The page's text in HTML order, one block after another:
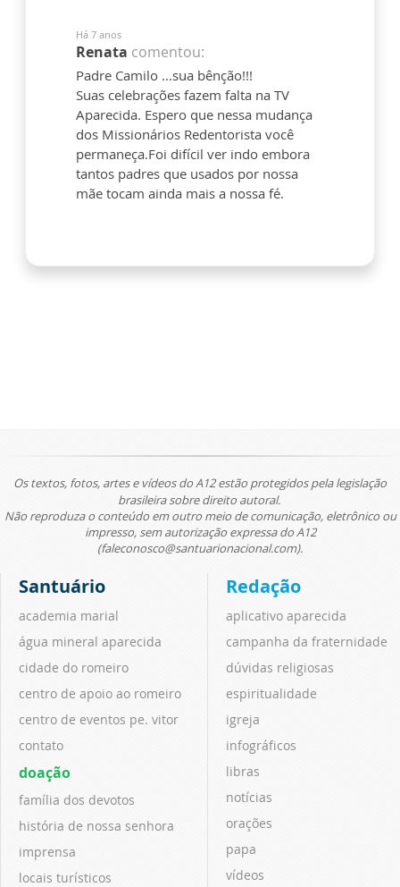
Há 7 anos
Renata comentou:
Padre Camilo ...sua bênção!!!
Suas celebrações fazem falta na TV
Aparecida. Espero que nessa mudança
dos Missionários Redentorista você
permaneça.Foi difícil ver indo embora
tantos padres que usados por nossa
mãe tocam ainda mais a nossa fé.
Os textos, fotos, artes e vídeos do A12 estão protegidos pela legislação
brasileira sobre direito autoral.
Não reproduza o conteúdo em outro meio de comunicação, eletrônico ou
impresso, sem autorização expressa do A12
(faleconosco@santuarionacional.com).
Santuário
academia marial
água mineral aparecida
cidade do romeiro
centro de apoio ao romeiro
centro de eventos pe. vitor
contato
doação
família dos devotos
história de nossa senhora
imprensa
locais turísticos
Redação
aplicativo aparecida
campanha da fraternidade
dúvidas religiosas
espiritualidade
igreja
infográficos
libras
notícias
orações
papa
vídeos